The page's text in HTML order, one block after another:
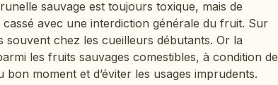
sauvage est toujours toxique, mais de
avec une interdiction générale du fruit. Sur
souvent chez les cueilleurs débutants. Or la
les fruits sauvages comestibles, à condition de
moment et d’éviter les usages imprudents.